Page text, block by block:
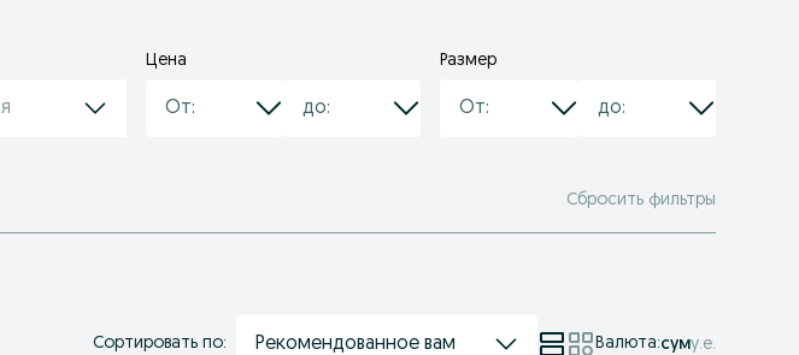
Цена Размер
Сбросить фильтры
Сортировать по: Рекомендованное вам Валюта:суму.е.